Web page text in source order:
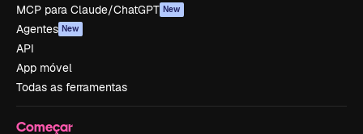
MCP para Claude/ChatGPT New
Agentes New
API
App móvel
Todas as ferramentas
Começar